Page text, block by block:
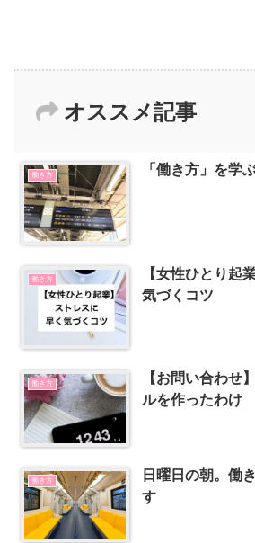
オススメ記事
働き方 「働き方」を学
働き方
【女性ひとり起
気づくコツ
働き方
【お問い合わせ
ルを作ったわけ
働き方
日曜日の朝。働
す